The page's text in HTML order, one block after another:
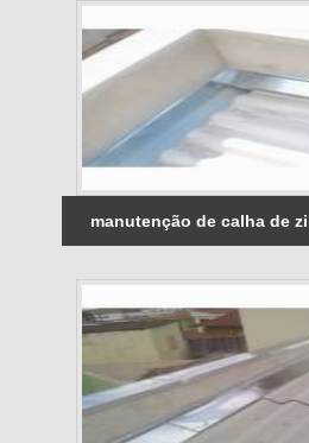
manutenção de calha de